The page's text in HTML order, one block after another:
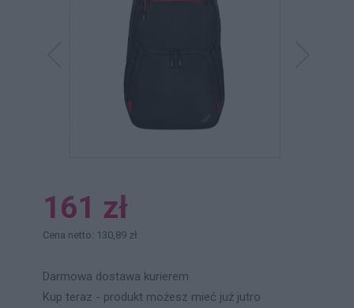
161 zł
Cena netto: 130,89 zł
Darmowa dostawa kurierem
Kup teraz - produkt możesz mieć już jutro